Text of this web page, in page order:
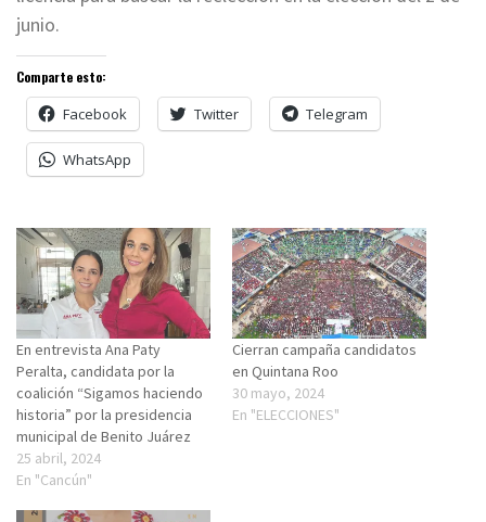
junio.
Comparte esto:
Facebook Twitter Telegram
WhatsApp
En entrevista Ana Paty
Peralta, candidata por la
coalición “Sigamos haciendo
historia” por la presidencia
municipal de Benito Juárez
25 abril, 2024
En "Cancún"
Cierran campaña candidatos
en Quintana Roo
30 mayo, 2024
En "ELECCIONES"